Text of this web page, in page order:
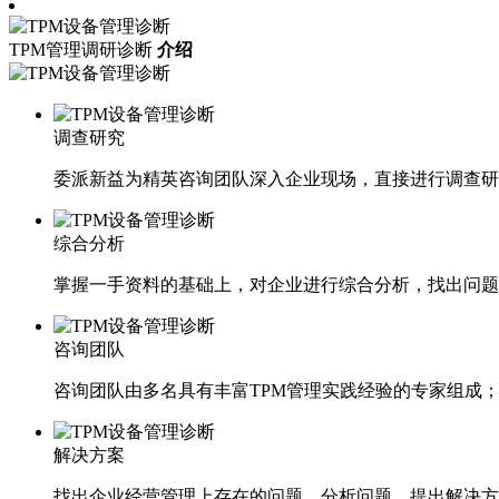
TPM管理调研诊断 介绍
调查研究
委派新益为精英咨询团队深入企业现场，直接进行调查研
综合分析
掌握一手资料的基础上，对企业进行综合分析，找出问题
咨询团队
咨询团队由多名具有丰富TPM管理实践经验的专家组成；
解决方案